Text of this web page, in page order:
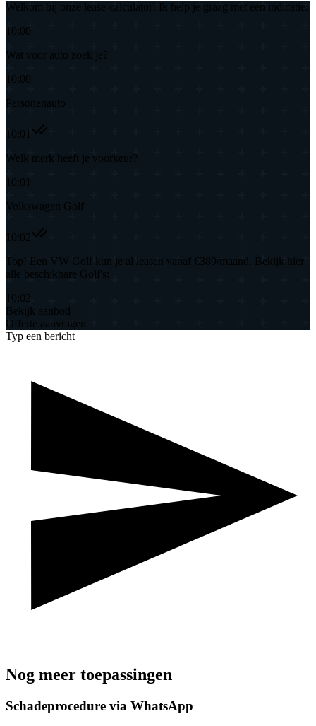
Welkom bij onze lease-calculator! Ik help je graag met een indicatie.
10:00
Wat voor auto zoek je?
10:00
Personenauto
10:01
Welk merk heeft je voorkeur?
10:01
Volkswagen Golf
10:02
Top! Een VW Golf kun je al leasen vanaf €389/maand. Bekijk hier
alle beschikbare Golf's:
10:02
Bekijk aanbod
Offerte aanvragen
Typ een bericht
Nog meer toepassingen
Schadeprocedure via WhatsApp